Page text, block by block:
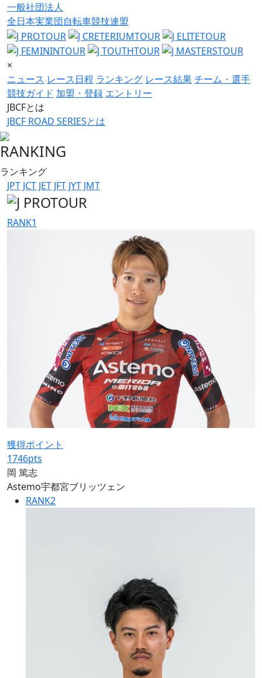
一般社団法人
全日本実業団自転車競技連盟
×
ニュース レース日程 ランキング レース結果チーム・選手
競技ガイド 加盟・登録 エントリー
JBCFとは
JBCF ROAD SERIESとは
RANKING
ランキング
JPT JCT JET JFT JYT JMT
RANK1
獲得ポイント
1746pts
岡 篤志
Astemo宇都宮ブリッツェン
RANK2